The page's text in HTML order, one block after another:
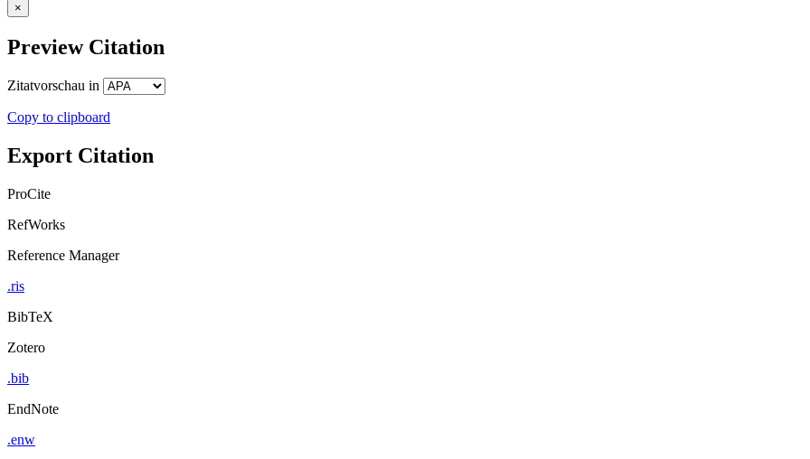
×
Preview Citation
Zitatvorschau in
Copy to clipboard
Export Citation
ProCite
RefWorks
Reference Manager
.ris
BibTeX
Zotero
.bib
EndNote
.enw